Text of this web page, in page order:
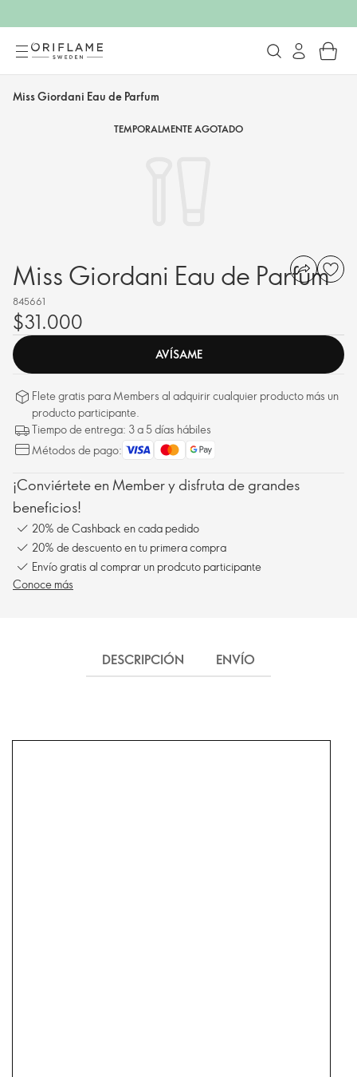
Miss Giordani Eau de Parfum
TEMPORALMENTE AGOTADO
Miss Giordani Eau de Parfum
845661
$31.000
AVÍSAME
Flete gratis para Members al adquirir cualquier producto más un
producto participante.
Tiempo de entrega: 3 a 5 días hábiles
Métodos de pago:
¡Conviértete en Member y disfruta de grandes
beneficios!
20% de Cashback en cada pedido
20% de descuento en tu primera compra
Envío gratis al comprar un prodcuto participante
Conoce más
DESCRIPCIÓN ENVÍO